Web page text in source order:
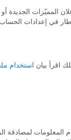
الجديدة أو
في إعدادات
اقرأ بيان استخدام
المعلومات لمصادقة